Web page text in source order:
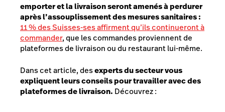
emporter et la livraison seront amenés à perdurer
après l’assouplissement des mesures sanitaires :
11 % des Suisses-ses affirment qu’ils continueront à
commander, que les commandes proviennent de
plateformes de livraison ou du restaurant lui-même.
Dans cet article, desexperts du secteur vous
expliquent leurs conseils pour travailler avec des
plateformes de livraison. Découvrez :